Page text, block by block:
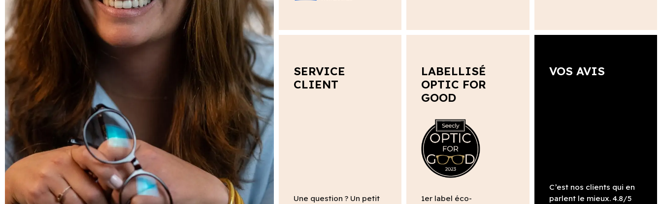
SERVICE
CLIENT
Une question ? Un petit
LABELLISÉ
OPTIC FOR
GOOD
1er label éco-
VOS AVIS
C’est nos clients qui en
parlent le mieux. 4.8/5